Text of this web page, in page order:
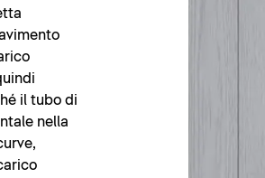
il tubo di
nella